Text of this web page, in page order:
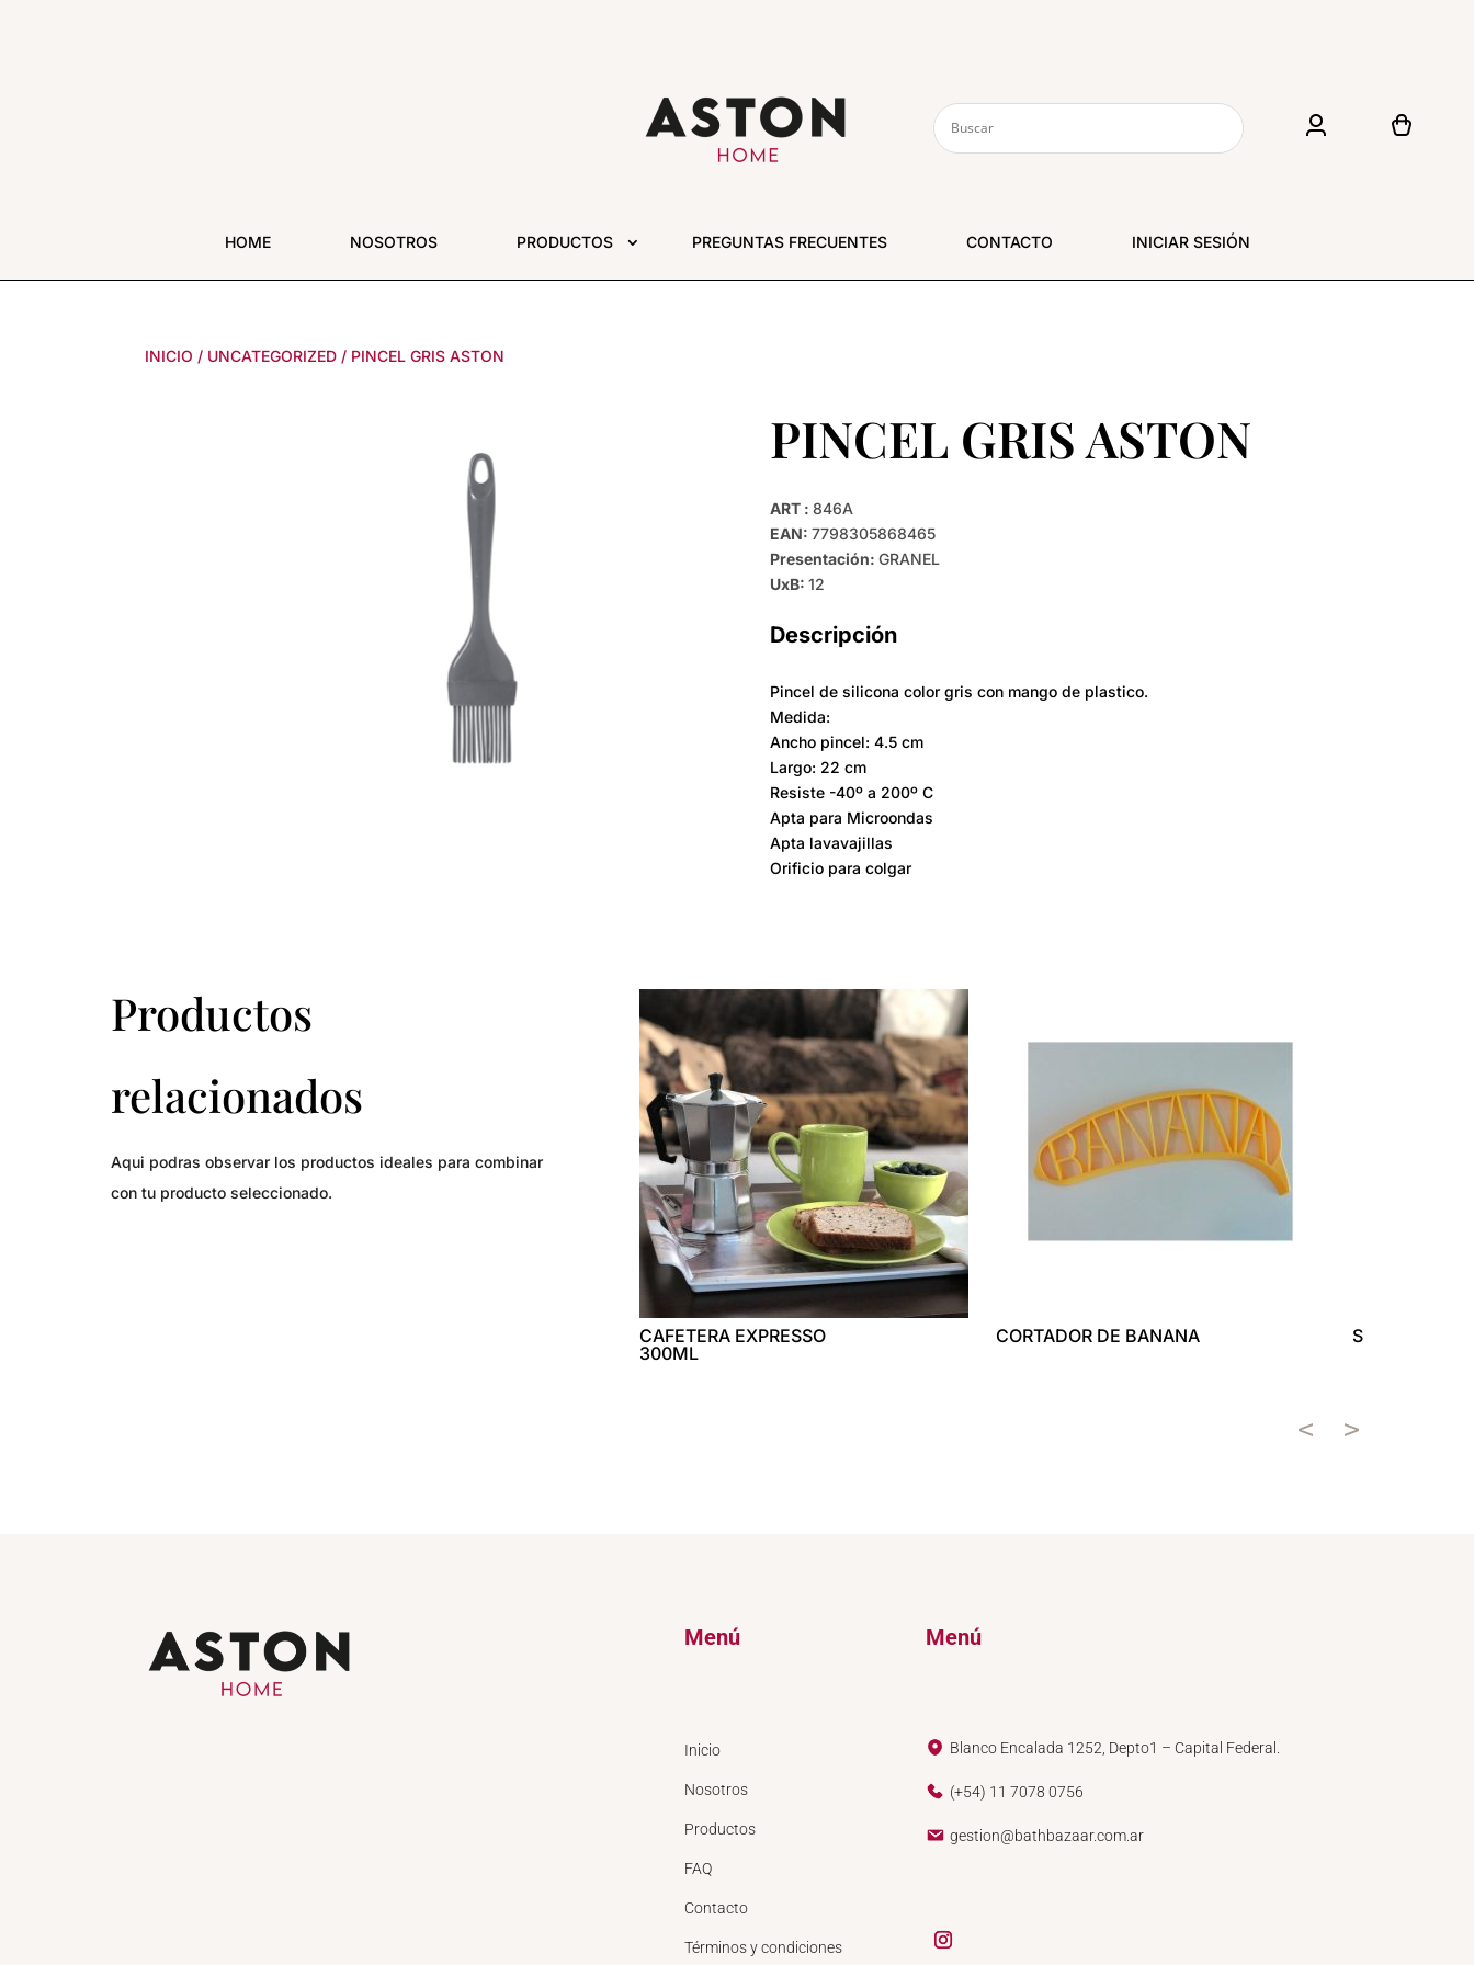
HOME NOSOTROS PRODUCTOS PREGUNTAS FRECUENTES CONTACTO INICIAR SESIÓN
INICIO / UNCATEGORIZED / PINCEL GRIS ASTON
PINCEL GRIS ASTON
ART : 846A
EAN: 7798305868465
Presentación: GRANEL
UxB: 12
Descripción
Pincel de silicona color gris con mango de plastico.
Medida:
Ancho pincel: 4.5 cm
Largo: 22 cm
Resiste -40º a 200º C
Apta para Microondas
Apta lavavajillas
Orificio para colgar
Productos
relacionados
Aqui podras observar los productos ideales para combinar
con tu producto seleccionado.
CAFETERA EXPRESSO
300ML
CORTADOR DE BANANA SOPORTE
Menú
Inicio
Nosotros
Productos
FAQ
Contacto
Términos y condiciones
Menú
Blanco Encalada 1252, Depto1 – Capital Federal.
(+54) 11 7078 0756
gestion@bathbazaar.com.ar